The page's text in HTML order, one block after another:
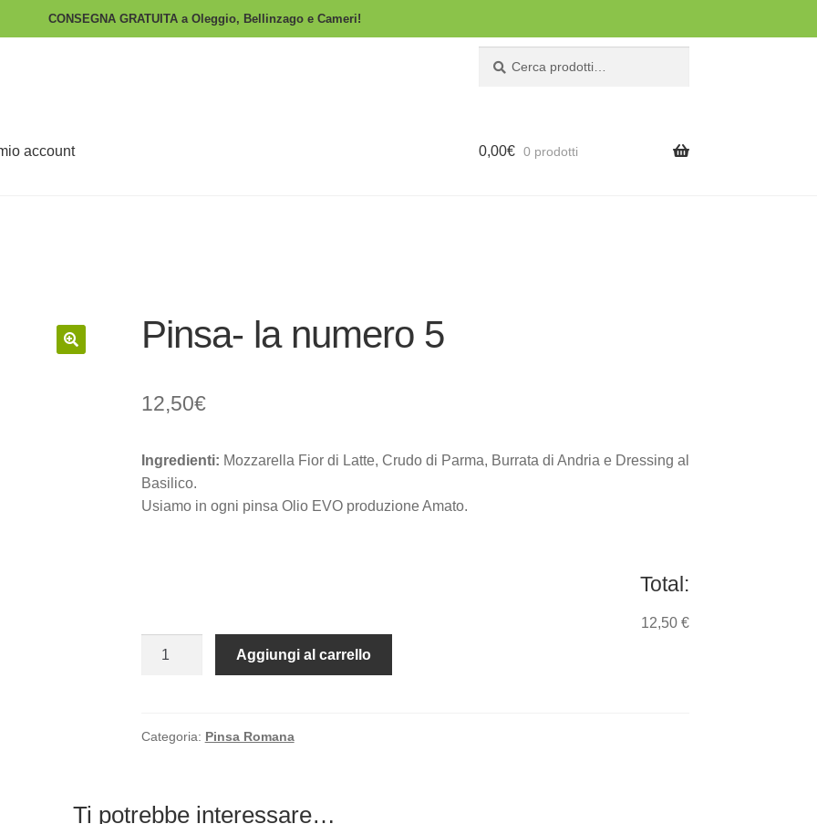
CONSEGNA GRATUITA a Oleggio, Bellinzago e Cameri!
mio account 0,00€ 0 prodotti
Pinsa- la numero 5
12,50€
Ingredienti: Mozzarella Fior di Latte, Crudo di Parma, Burrata di Andria e Dressing al
Basilico.
Usiamo in ogni pinsa Olio EVO produzione Amato.
Total:
12,50 €
quantità
Aggiungi al carrello
Categoria: Pinsa Romana
Ti potrebbe interessare…